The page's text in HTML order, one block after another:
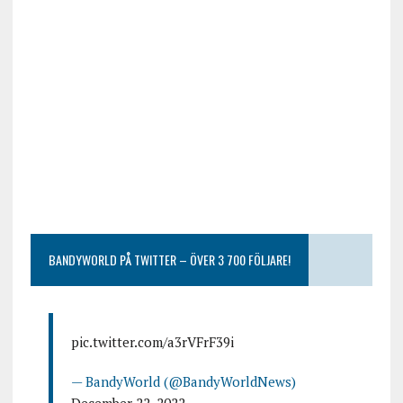
BANDYWORLD PÅ TWITTER – ÖVER 3 700 FÖLJARE!
pic.twitter.com/a3rVFrF39i
— BandyWorld (@BandyWorldNews)